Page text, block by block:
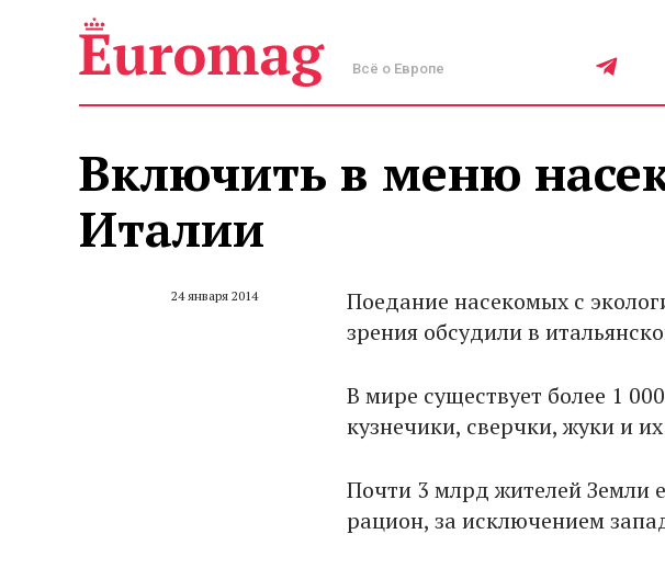
Всё о Европе
Включить в меню
Италии
24 января 2014
Поедание насекомых с
зрения обсудили в
В мире существует более 1
кузнечики, сверчки, жуки и
Почти 3 млрд жителей Земли
рацион, за исключением